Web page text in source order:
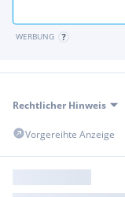
WERBUNG
Rechtlicher Hinweis
Vorgereihte Anzeige